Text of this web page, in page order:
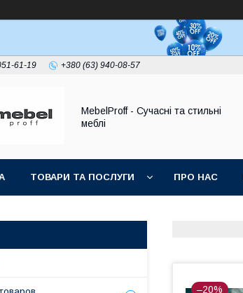
61-19 +380 (63) 940-08-57
MebelProff - Сучасні та стильні
меблі
ТОВАРИ ТА ПОСЛУГИ ПРО НАС
–20%